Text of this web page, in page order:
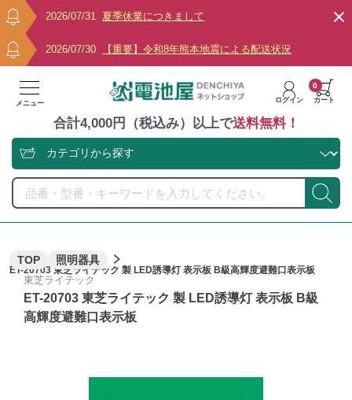
2026/07/31 夏季休業につきまして
2026/07/30 【重要】令和8年熊本地震による配送状況
メニュー ログイン カート
0
合計4,000円（税込み）以上で送料無料！
TOP 照明器具
ET-20703 東芝ライテック 製 LED誘導灯 表示板 B級高輝度避難口表示板
東芝ライテック
ET-20703 東芝ライテック 製 LED誘導灯 表示板 B級
高輝度避難口表示板